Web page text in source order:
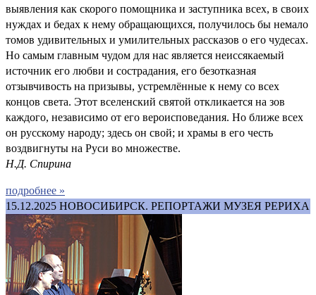
выявления как скорого помощника и заступника всех, в своих
нуждах и бедах к нему обращающихся, получилось бы немало
томов удивительных и умилительных рассказов о его чудесах.
Но самым главным чудом для нас является неиссякаемый
источник его любви и сострадания, его безотказная
отзывчивость на призывы, устремлённые к нему со всех
концов света. Этот вселенский святой откликается на зов
каждого, независимо от его вероисповедания. Но ближе всех
он русскому народу; здесь он свой; и храмы в его честь
воздвигнуты на Руси во множестве.
Н.Д. Спирина
подробнее »
15.12.2025 НОВОСИБИРСК. РЕПОРТАЖИ МУЗЕЯ РЕРИХА